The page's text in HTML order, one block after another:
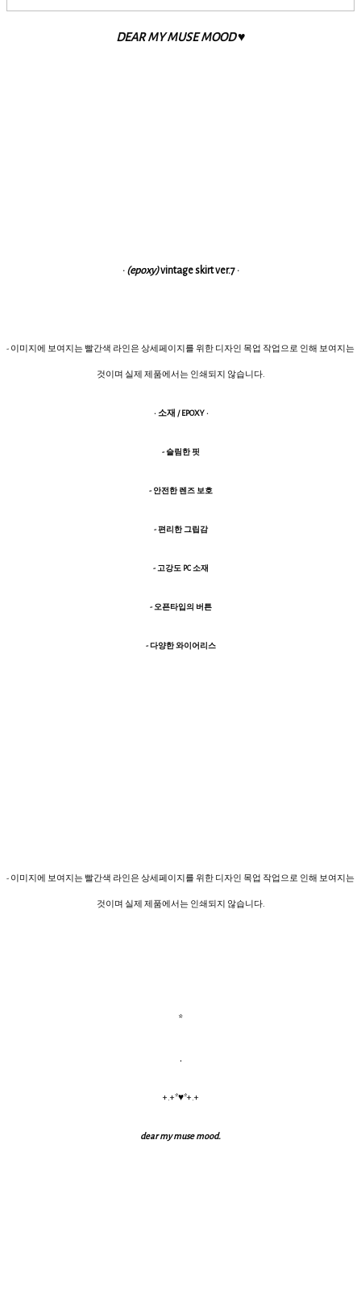
DEAR MY MUSE MOOD ♥
· (epoxy)vintage skirt ver.7 ·
- 이미지에 보여지는 빨간색 라인은 상세페이지를 위한 디자인 목업 작업으로 인해 보여지는
것이며 실제 제품에서는 인쇄되지 않습니다.
· 소재 / EPOXY ·
- 슬림한 핏
- 안전한 렌즈 보호
- 편리한 그립감
- 고강도 PC 소재
- 오픈타입의 버튼
- 다양한 와이어리스
- 이미지에 보여지는 빨간색 라인은 상세페이지를 위한 디자인 목업 작업으로 인해 보여지는
것이며 실제 제품에서는 인쇄되지 않습니다.
*
.
+.+*♥*+.+
dear my muse mood.